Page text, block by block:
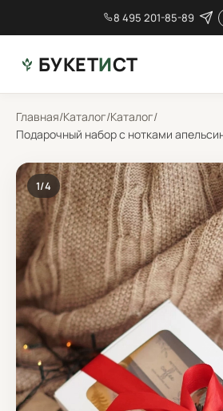
8 495 201-85-89
БУКЕТИСТ
Главная/Каталог/Каталог/
Подарочный набор с нотками
1/4